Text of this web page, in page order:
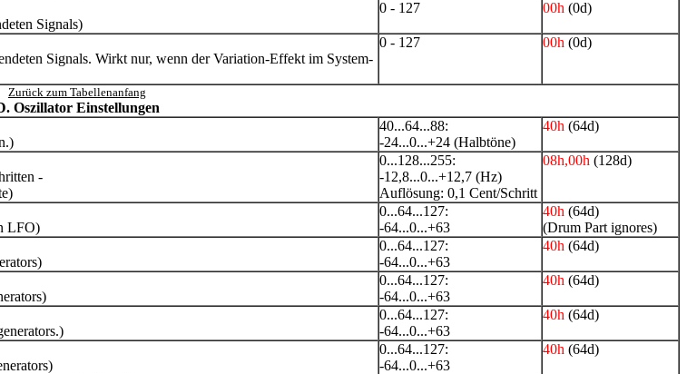
Signals)
0 - 127 00h (0d)
Signals. Wirkt nur, wenn der Variation-Effekt im System-
0 - 127 00h (0d)
Zurück zum Tabellenanfang
Oszillator Einstellungen
40...64...88:
-24...0...+24 (Halbtöne)
40h (64d)
-
0...128...255:
-12,8...0...+12,7 (Hz)
Auflösung: 0,1 Cent/Schritt
08h,00h (128d)
LFO)
0...64...127:
-64...0...+63
40h (64d)
(Drum Part ignores)
0...64...127:
-64...0...+63
40h (64d)
0...64...127:
-64...0...+63
40h (64d)
0...64...127:
-64...0...+63
40h (64d)
0...64...127:
-64...0...+63
40h (64d)